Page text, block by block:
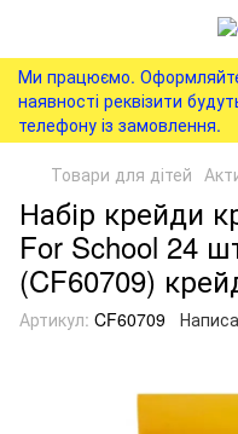
Ми працюємо. Оформляйте
наявності реквізити
телефону із замовлення.
Товари для дітей
Набір крейди
For School 24
(CF60709)
Артикул: CF60709